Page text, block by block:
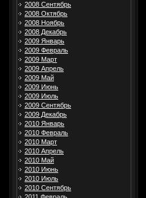
2008 Сентябрь
2008 Октябрь
2008 Ноябрь
2008 Декабрь
2009 Январь
2009 Февраль
2009 Март
2009 Апрель
2009 Май
2009 Июнь
2009 Июль
2009 Сентябрь
2009 Декабрь
2010 Январь
2010 Февраль
2010 Март
2010 Апрель
2010 Май
2010 Июнь
2010 Июль
2010 Сентябрь